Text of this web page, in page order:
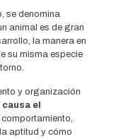
se denomina
animal es de gran
la manera en
su misma especie
y organización
el
aptitud y cómo